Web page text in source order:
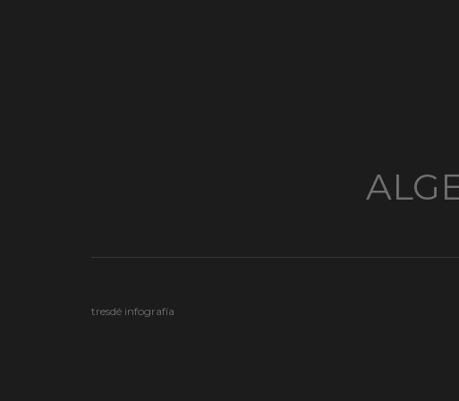
tresdé infografía